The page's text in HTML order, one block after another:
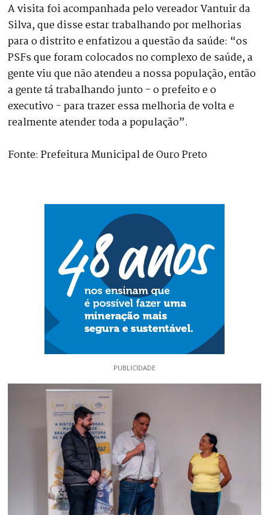
A visita foi acompanhada pelo vereador Vantuir da
Silva, que disse estar trabalhando por melhorias
para o distrito e enfatizou a questão da saúde: “os
PSFs que foram colocados no complexo de saúde, a
gente viu que não atendeu a nossa população, então
a gente tá trabalhando junto - o prefeito e o
executivo - para trazer essa melhoria de volta e
realmente atender toda a população”.
Fonte: Prefeitura Municipal de Ouro Preto
PUBLICIDADE